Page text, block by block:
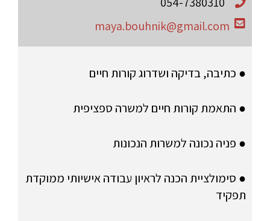
maya.bouhnik@gmail.com
● כתיבה, בדיקה ושדרוג קורות חיים
● התאמת קורות חיים למשרה ספציפית
● פניה נכונה למשרות הנכונות
● סימולציית הכנה לראיון עבודה אישיותי ממוקדת
תפקיד